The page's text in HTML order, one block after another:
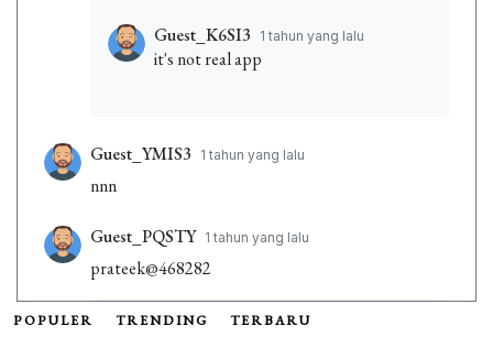
Guest_K6SI3 1 tahun yang lalu
it's not real app
Guest_YMIS3 1 tahun yang lalu
nnn
Guest_PQSTY 1 tahun yang lalu
prateek@468282
1 REPLIES
POPULER TRENDING TERBARU